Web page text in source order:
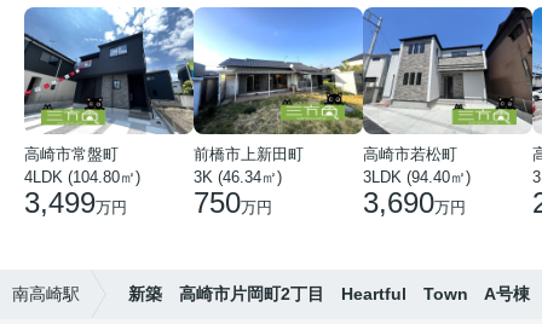
高崎市常盤町
4LDK (104.80㎡)
3,499万円
前橋市上新田町
3K (46.34㎡)
750万円
高崎市若松町
3LDK (94.40㎡)
3,690万円
南高崎駅 新築 高崎市片岡町2丁目 Heartful Town A号棟